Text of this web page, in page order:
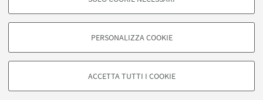
COOKIE DI PROFILAZIONE - FACOLTATIVI
degli utenti, creare profili in base al loro comportamento sul sito, per analisi
di marketing.
Google/Youtube Video
PERSONALIZZA COOKIE
ACCETTA TUTTI I COOKIE
Privacy- Note legali -Impostazioni Cookie